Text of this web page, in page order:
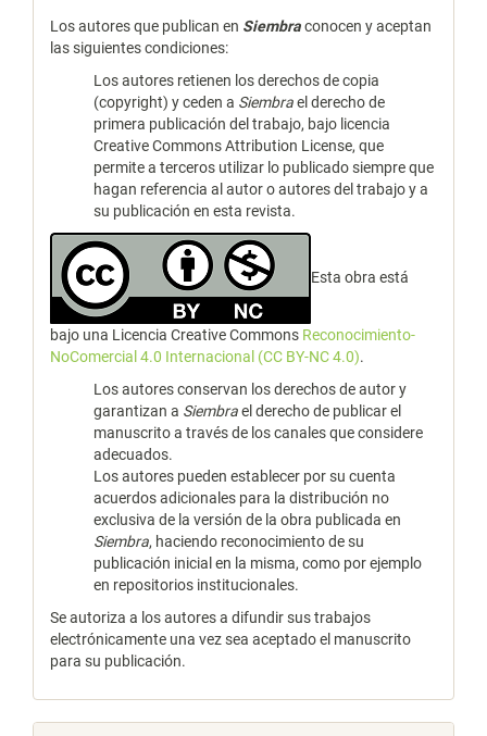
Los autores que publican en Siembraconocen y aceptan
las siguientes condiciones:
Los autores retienen los derechos de copia
(copyright) y ceden a Siembrael derecho de
primera publicación del trabajo, bajo licencia
Creative Commons Attribution License, que
permite a terceros utilizar lo publicado siempre que
hagan referencia al autor o autores del trabajo y a
su publicación en esta revista.
Esta obra está
bajo una Licencia Creative Commons Reconocimiento-
NoComercial 4.0 Internacional (CC BY-NC 4.0).
Los autores conservan los derechos de autor y
garantizan a Siembrael derecho de publicar el
manuscrito a través de los canales que considere
adecuados.
Los autores pueden establecer por su cuenta
acuerdos adicionales para la distribución no
exclusiva de la versión de la obra publicada en
Siembra, haciendo reconocimiento de su
publicación inicial en la misma, como por ejemplo
en repositorios institucionales.
Se autoriza a los autores a difundir sus trabajos
electrónicamente una vez sea aceptado el manuscrito
para su publicación.